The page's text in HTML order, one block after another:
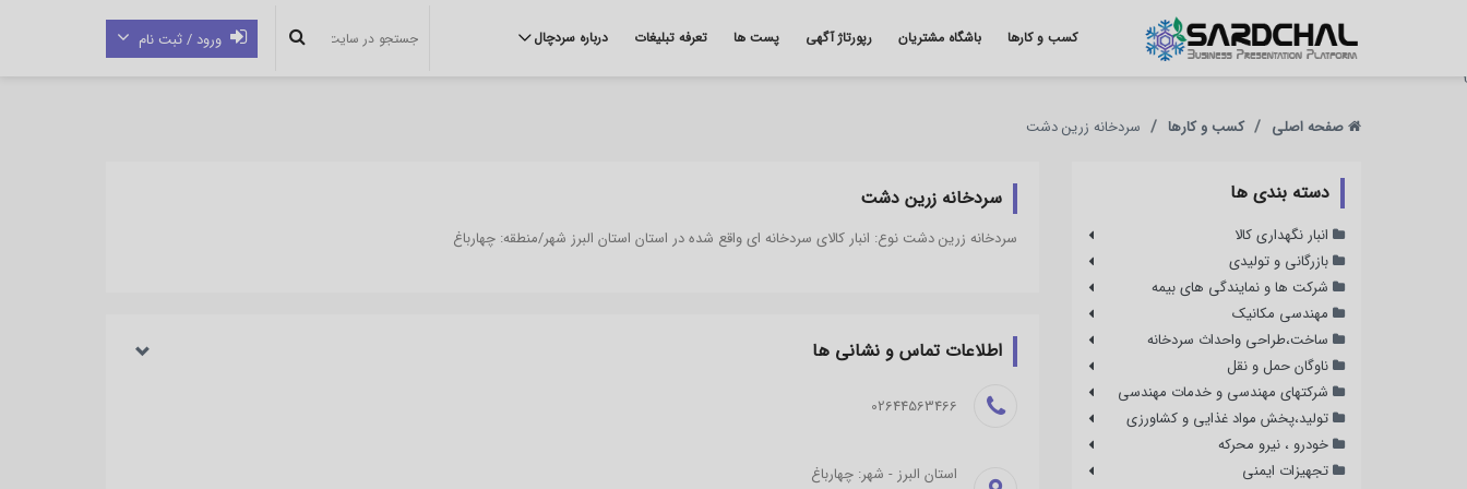
ورود / ثبت نام کسب و کارها باشگاه مشتریان رپورتاژ آگهی پست ها تعرفه تبلیغات درباره سردچال
}
صفحه اصلی کسب و کارها سردخانه زرین دشت
دسته‌ بندی ‌ها
انبار نگهداری کالا
بازرگانی و تولیدی
شرکت ها و نمایندگی های بیمه
مهندسی مکانیک
ساخت،طراحی واحداث سردخانه
ناوگان حمل و نقل
شرکتهای مهندسی و خدمات مهندسی
تولید،پخش مواد غذایی و کشاورزی
خودرو ، نیرو محرکه
تجهیزات ایمنی
سردخانه زرین دشت
سردخانه زرین دشت نوع: انبار کالای سردخانه ای واقع شده در استان استان البرز شهر/منطقه: چهارباغ
اطلاعات تماس و نشانی ‌ها
02644563466
استان البرز - شهر: چهارباغ